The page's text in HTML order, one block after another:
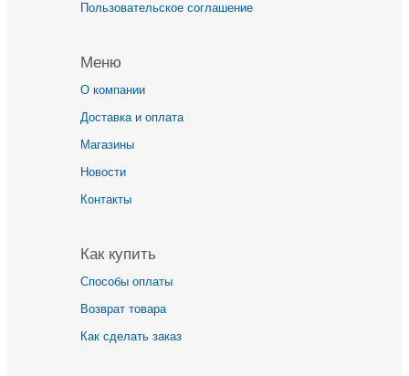
Пользовательское соглашение
Меню
О компании
Доставка и оплата
Магазины
Новости
Контакты
Как купить
Способы оплаты
Возврат товара
Как сделать заказ